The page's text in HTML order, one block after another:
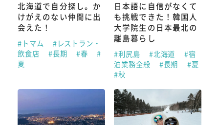
北海道で自分探し。か
けがえのない仲間に出
会えた！
#トマム
#レストラン・
飲食店
#長期 #春
#
夏
日本語に自信がなくて
も挑戦できた！韓国人
大学院生の日本最北の
離島暮らし
#利尻島 #北海道
#宿
泊業務全般
#長期
#夏
#秋